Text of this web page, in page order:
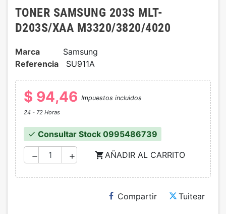
TONER SAMSUNG 203S MLT-
D203S/XAA M3320/3820/4020
Marca
Samsung
Referencia
SU911A
$ 94,46 Impuestos incluidos
24 - 72 Horas
check Consultar Stock 0995486739
remove add shopping_cart AÑADIR AL CARRITO
Compartir Tuitear